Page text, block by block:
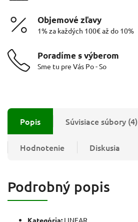
Objemové zľavy
1% za každých 100€ až do 10%
Poradíme s výberom
Sme tu pre Vás Po - So
Popis Súvisiace súbory (4)
Hodnotenie Diskusia
Podrobný popis
Kategória: LINEAR